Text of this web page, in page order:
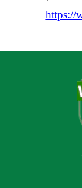
https://